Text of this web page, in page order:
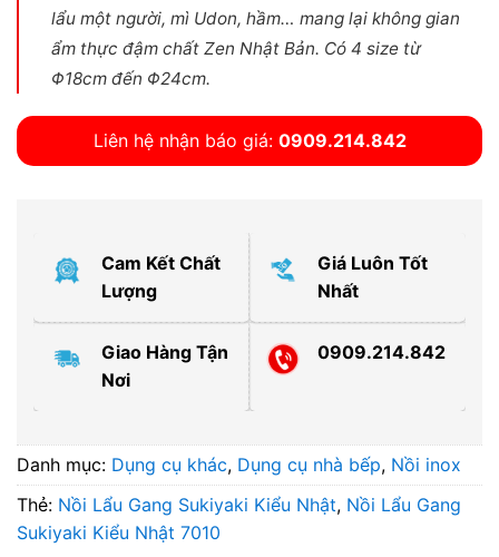
lẩu một người, mì Udon, hầm… mang lại không gian
ẩm thực đậm chất Zen Nhật Bản. Có 4 size từ
Φ18cm đến Φ24cm.
Liên hệ nhận báo giá: 0909.214.842
Cam Kết Chất
Lượng
Giá Luôn Tốt
Nhất
Giao Hàng Tận
Nơi
0909.214.842
Danh mục: Dụng cụ khác, Dụng cụ nhà bếp, Nồi inox
Thẻ: Nồi Lẩu Gang Sukiyaki Kiểu Nhật, Nồi Lẩu Gang
Sukiyaki Kiểu Nhật 7010